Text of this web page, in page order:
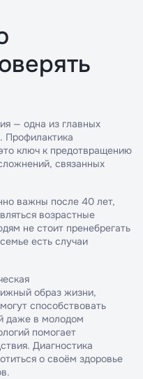
— одна из главных
Профилактика
ключ к предотвращению
связанных
важны после 40 лет,
возрастные
не стоит пренебрегать
есть случаи
образ жизни,
способствовать
даже в молодом
помогает
Диагностика
о своём здоровье